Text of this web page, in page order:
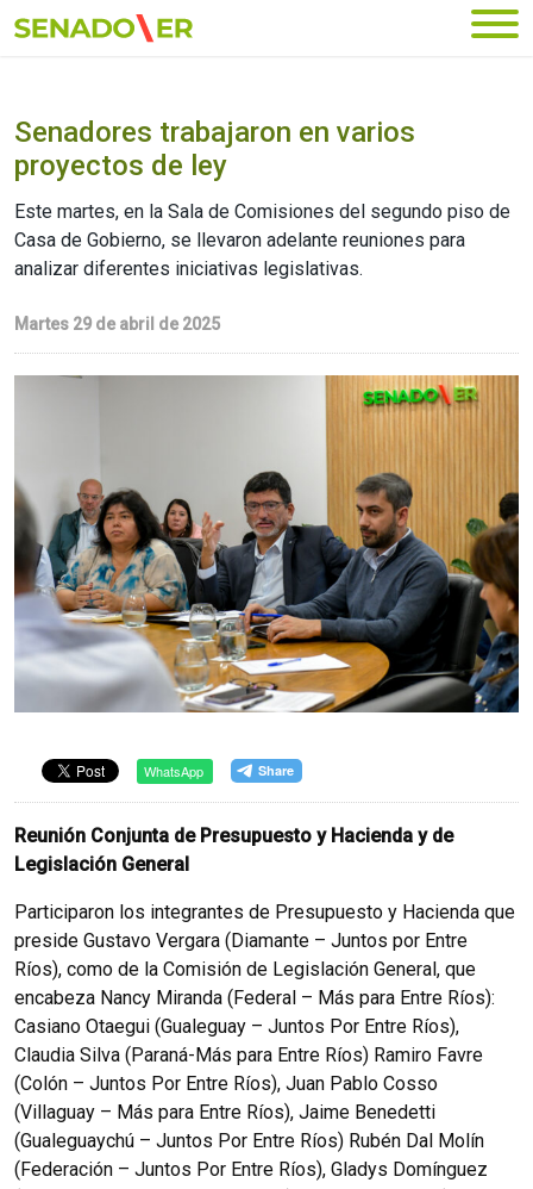
Ir al menú principal
Senadores trabajaron en varios
proyectos de ley
Este martes, en la Sala de Comisiones del segundo piso de
Casa de Gobierno, se llevaron adelante reuniones para
analizar diferentes iniciativas legislativas.
Martes 29 de abril de 2025
WhatsApp
Reunión Conjunta de Presupuesto y Hacienda y de
Legislación General
Participaron los integrantes de Presupuesto y Hacienda que
preside Gustavo Vergara (Diamante – Juntos por Entre
Ríos), como de la Comisión de Legislación General, que
encabeza Nancy Miranda (Federal – Más para Entre Ríos):
Casiano Otaegui (Gualeguay – Juntos Por Entre Ríos),
Claudia Silva (Paraná-Más para Entre Ríos) Ramiro Favre
(Colón – Juntos Por Entre Ríos), Juan Pablo Cosso
(Villaguay – Más para Entre Ríos), Jaime Benedetti
(Gualeguaychú – Juntos Por Entre Ríos) Rubén Dal Molín
(Federación – Juntos Por Entre Ríos), Gladys Domínguez